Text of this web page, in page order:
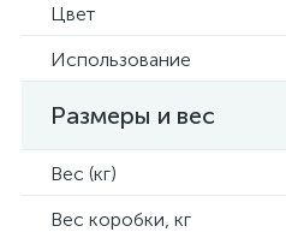
Цвет
Использование
Размеры и вес
Вес (кг)
Вес коробки, кг